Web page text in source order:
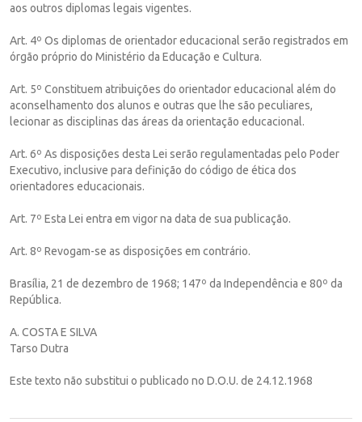
aos outros diplomas legais vigentes.
Art. 4º Os diplomas de orientador educacional serão registrados em
órgão próprio do Ministério da Educação e Cultura.
Art. 5º Constituem atribuições do orientador educacional além do
aconselhamento dos alunos e outras que lhe são peculiares,
lecionar as disciplinas das áreas da orientação educacional.
Art. 6º As disposições desta Lei serão regulamentadas pelo Poder
Executivo, inclusive para definição do código de ética dos
orientadores educacionais.
Art. 7º Esta Lei entra em vigor na data de sua publicação.
Art. 8º Revogam-se as disposições em contrário.
Brasília, 21 de dezembro de 1968; 147º da Independência e 80º da
República.
A. COSTA E SILVA
Tarso Dutra
Este texto não substitui o publicado no D.O.U. de 24.12.1968